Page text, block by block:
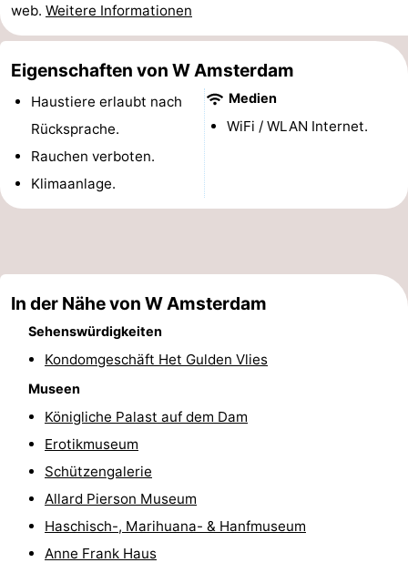
Frühstück)
Museen
Attraktionen
Sehen
tun
Museen
-
Aussichtspunkte
Attraktionen
Rundfahrten
Experiences
Dörfer
Städte
Führungen
Sport
web. Weitere Informationen
Eigenschaften von W Amsterdam
Haustiere erlaubt nach
Rücksprache.
Rauchen verboten.
Klimaanlage.
Medien
WiFi / WLAN Internet.
In der Nähe von W Amsterdam
Sehenswürdigkeiten
Kondomgeschäft Het Gulden Vlies
Museen
Königliche Palast auf dem Dam
Erotikmuseum
Schützengalerie
Allard Pierson Museum
Haschisch-, Marihuana- & Hanfmuseum
Anne Frank Haus